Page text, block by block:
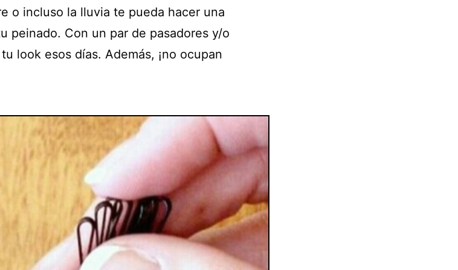
o incluso la lluvia te pueda hacer una
peinado. Con un par de pasadores y/o
look esos días. Además, ¡no ocupan